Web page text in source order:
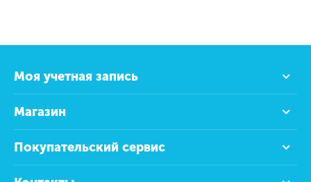
Моя учетная запись
Магазин
Покупательский сервис